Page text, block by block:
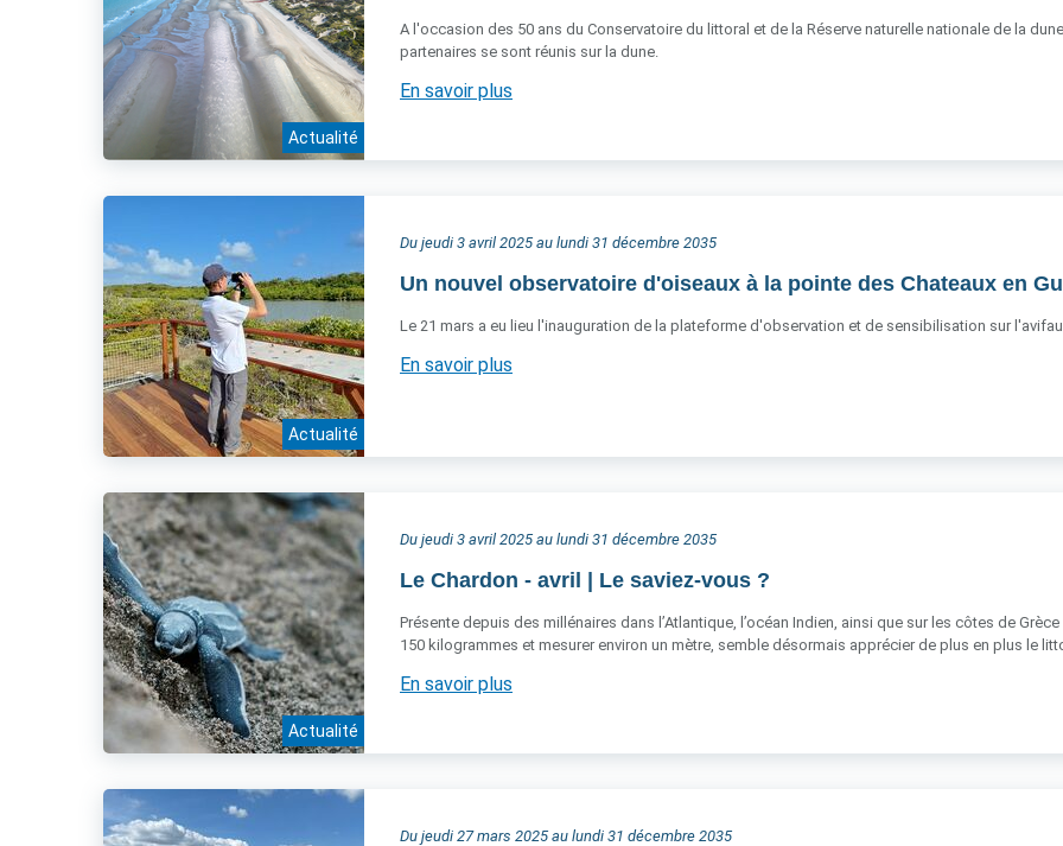
Actualité
A l'occasion des 50 ans du Conservatoire du littoral et de la Réserve naturelle nationale de la
partenaires se sont réunis sur la dune.
En savoir plus
Actualité
Du jeudi 3 avril 2025 au lundi 31 décembre 2035
Un nouvel observatoire d'oiseaux à la pointe des Chateaux en
Le 21 mars a eu lieu l'inauguration de la plateforme d'observation et de sensibilisation sur
En savoir plus
Actualité
Du jeudi 3 avril 2025 au lundi 31 décembre 2035
Le Chardon - avril | Le saviez-vous ?
Présente depuis des millénaires dans l’Atlantique, l’océan Indien, ainsi que sur les côtes de
150 kilogrammes et mesurer environ un mètre, semble désormais apprécier de plus en plus le
En savoir plus
Du jeudi 27 mars 2025 au lundi 31 décembre 2035